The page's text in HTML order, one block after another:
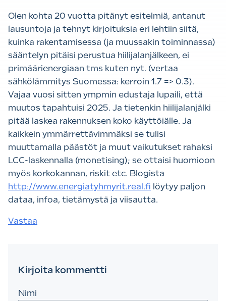
Olen kohta 20 vuotta pitänyt esitelmiä, antanut
lausuntoja ja tehnyt kirjoituksia eri lehtiin siitä,
kuinka rakentamisessa (ja muussakin toiminnassa)
sääntelyn pitäisi perustua hiilijalanjälkeen, ei
primäärienergiaan tms kuten nyt. (vertaa
sähkölämmitys Suomessa: kerroin 1.7 => 0.3).
Vajaa vuosi sitten ympmin edustaja lupaili, että
muutos tapahtuisi 2025. Ja tietenkin hiilijalanjälki
pitää laskea rakennuksen koko käyttöiälle. Ja
kaikkein ymmärrettävimmäksi se tulisi
muuttamalla päästöt ja muut vaikutukset rahaksi
LCC-laskennalla (monetising); se ottaisi huomioon
myös korkokannan, riskit etc. Blogista
http://www.energiatyhmyrit.real.fi löytyy paljon
dataa, infoa, tietämystä ja viisautta.
Vastaa
Kirjoita kommentti
Nimi